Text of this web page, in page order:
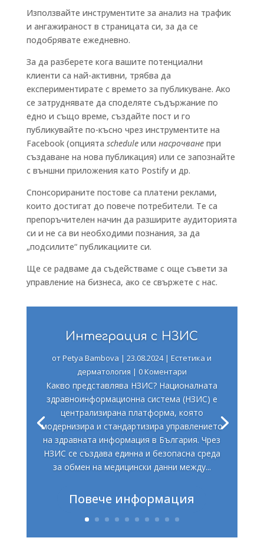
Използвайте инструментите за анализ на трафик
и ангажираност в страницата си, за да се
подобрявате ежедневно.
За да разберете кога вашите потенциални
клиенти са най-активни, трябва да
експериментирате с времето за публикуване. Ако
се затруднявате да споделяте съдържание по
едно и също време, създайте пост и го
публикувайте по-късно чрез инструментите на
Facebook (опцията scheduleили насрочване при
създаване на нова публикация) или се запознайте
с външни приложения като Postify и др.
Спонсорираните постове са платени реклами,
които достигат до повече потребители. Те са
препоръчителен начин да разширите аудиторията
си и не са ви необходими познания, за да
„подсилите“ публикациите си.
Ще се радваме да съдействаме с още съвети за
управление на бизнеса, ако се свържете с нас.
Интеграция с НЗИС
отPetya Bambova |23.08.2024|Естетика и
дерматология | 0 Коментари
Какво представлява НЗИС? Националната
здравноинформационна система (НЗИС) е
централизирана платформа, която
модернизира и стандартизира управлението
на здравната информация в България. Чрез
НЗИС се създава единна и безопасна среда
за обмен на медицински данни между...
Повече информация